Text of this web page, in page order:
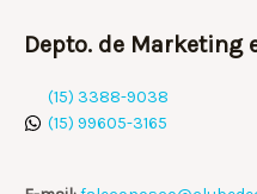
Depto. de Marketing
(15) 3388-9038
(15) 99605-3165